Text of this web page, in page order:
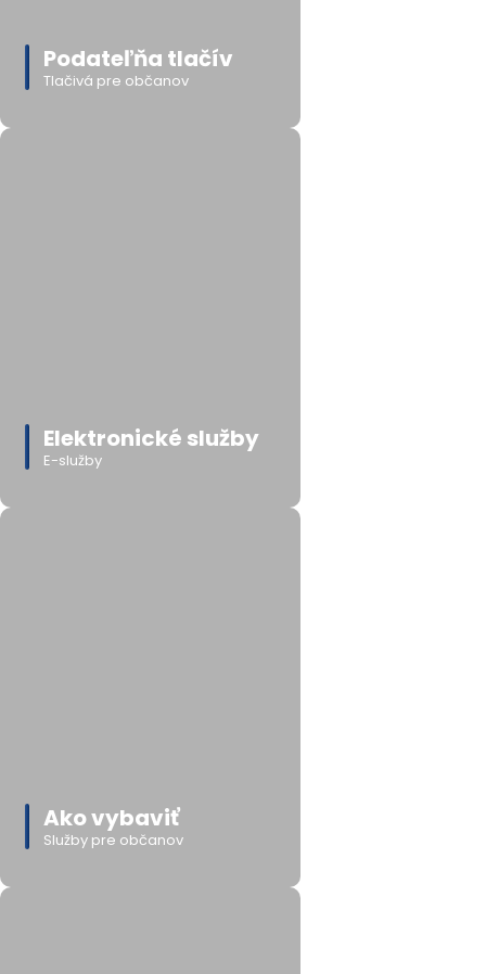
Podateľňa tlačív
Tlačivá pre občanov
Elektronické služby
E-služby
Ako vybaviť
Služby pre občanov